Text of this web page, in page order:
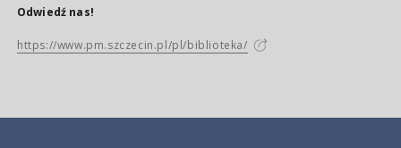
Odwiedź nas!
https://www.pm.szczecin.pl/pl/biblioteka/